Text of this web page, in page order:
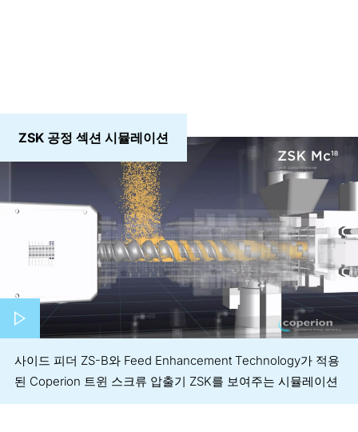
ZSK 공정 섹션 시뮬레이션
Play video
사이드 피더 ZS-B와 Feed Enhancement Technology가 적용
된 Coperion 트윈 스크류 압출기 ZSK를 보여주는 시뮬레이션